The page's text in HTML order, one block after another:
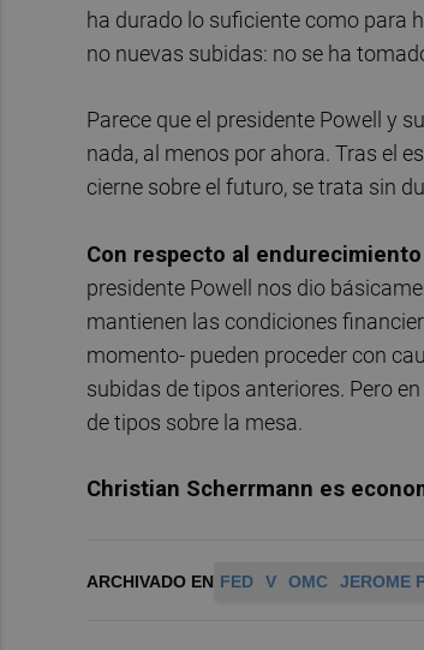
ha durado lo suficiente como para
no nuevas subidas: no se ha
Parece que el presidente Powell y
nada, al menos por ahora. Tras el
cierne sobre el futuro, se trata sin
Con respecto al
presidente Powell nos dio
mantienen las condiciones
momento- pueden proceder con
subidas de tipos anteriores. Pero
de tipos sobre la mesa.
Christian Scherrmann es
ARCHIVADO EN FED V OMC JEROME